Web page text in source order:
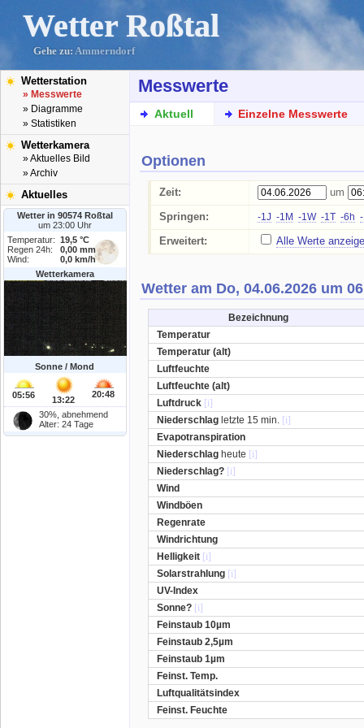
Wetter Roßtal
Gehe zu: Ammerndorf
Wetterstation
» Messwerte
» Diagramme
» Statistiken
Wetterkamera
» Aktuelles Bild
» Archiv
Aktuelles
Wetter in 90574 Roßtal
um 23:00 Uhr
Temperatur:
19,5 °C
Regen 24h:
0,00 mm
Wind:
0,0 km/h
Wetterkamera
Sonne / Mond
05:56 13:22
20:48
30%, abnehmend
Alter: 24 Tage
Messwerte
Aktuell Einzelne Messwerte
Optionen
Zeit:
um
Springen:
-1J -1M -1W -1T -6h
Erweitert: Alle Werte
Wetter am Do, 04.06.2026 um
Bezeichnung
Temperatur
Temperatur (alt)
Luftfeuchte
Luftfeuchte (alt)
Luftdruck [i]
Niederschlag letzte 15 min. [i]
Evapotranspiration
Niederschlag heute [i]
Niederschlag? [i]
Wind
Windböen
Regenrate
Windrichtung
Helligkeit [i]
Solarstrahlung [i]
UV-Index
Sonne? [i]
Feinstaub 10µm
Feinstaub 2,5µm
Feinstaub 1µm
Feinst. Temp.
Luftqualitätsindex
Feinst. Feuchte